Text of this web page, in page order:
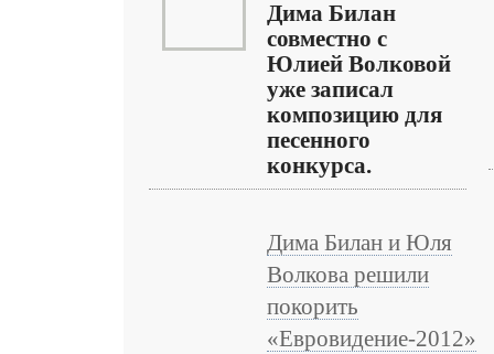
Дима Билан
совместно с
Юлией Волковой
уже записал
композицию для
песенного
конкурса.
Дима Билан и Юля
Волкова решили
покорить
«Евровидение-2012»